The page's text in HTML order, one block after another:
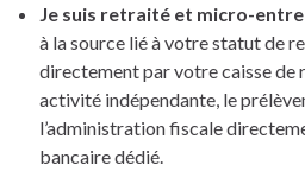
Je suis retraité et micro-
à la source lié à votre statut de
directement par votre caisse de
activité indépendante, le
l’administration fiscale
bancaire dédié.